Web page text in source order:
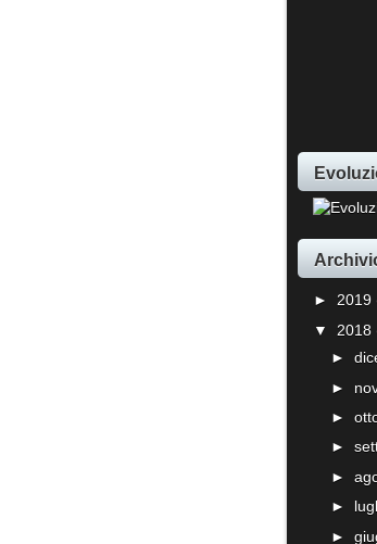
► 2019
▼ 2018
►
►
►
►
►
►
►